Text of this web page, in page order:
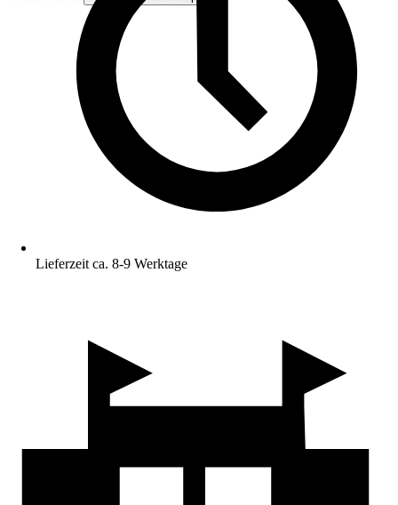
Lieferzeit ca. 8-9 Werktage